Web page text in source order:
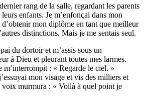
rang de la salle, regardant les parents
enfants. Je m’enfonçai dans mon
d’obtenir mon diplôme en tant que meilleur
distinctions. Mais je me sentais seul.
du dortoir et m’assis sous un
à Dieu et pleurant toutes mes larmes.
: « Regarde le ciel. »
mon visage et vis des milliers et
voix murmura : « Voilà à quel point je